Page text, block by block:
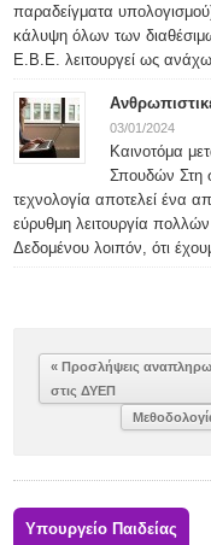
παραδείγματα
κάλυψη όλων των
Ε.Β.Ε. λειτουργεί ως
03/01/2024
Καινοτόμα
Σπουδών Στη
τεχνολογία αποτελεί ένα
εύρυθμη λειτουργία
Δεδομένου λοιπόν, ότι
« Προσλήψεις
στις ΔΥΕΠ
Υπουργείο Παιδείας